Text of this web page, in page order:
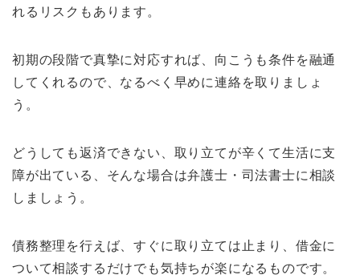
れるリスクもあります。
初期の段階で真摯に対応すれば、向こうも条件を融通
してくれるので、なるべく早めに連絡を取りましょ
う。
どうしても返済できない、取り立てが辛くて生活に支
障が出ている、そんな場合は弁護士・司法書士に相談
しましょう。
債務整理を行えば、すぐに取り立ては止まり、借金に
ついて相談するだけでも気持ちが楽になるものです。